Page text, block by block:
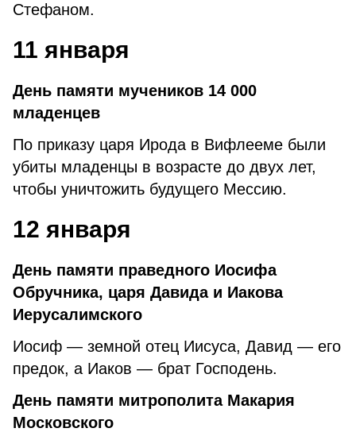
Стефаном.
11 января
День памяти мучеников 14 000
младенцев
По приказу царя Ирода в Вифлееме были
убиты младенцы в возрасте до двух лет,
чтобы уничтожить будущего Мессию.
12 января
День памяти праведного Иосифа
Обручника, царя Давида и Иакова
Иерусалимского
Иосиф — земной отец Иисуса, Давид — его
предок, а Иаков — брат Господень.
День памяти митрополита Макария
Московского